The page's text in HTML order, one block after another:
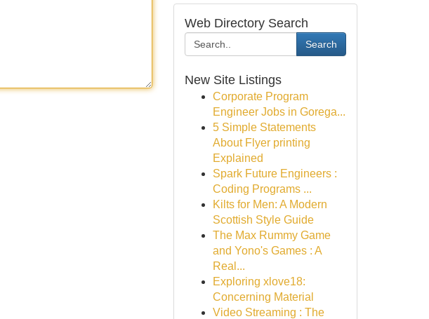
Web Directory Search
Search
New Site Listings
Corporate Program
Engineer Jobs in Gorega...
5 Simple Statements
About Flyer printing
Explained
Spark Future Engineers :
Coding Programs ...
Kilts for Men: A Modern
Scottish Style Guide
The Max Rummy Game
and Yono's Games : A
Real...
Exploring xlove18:
Concerning Material
Video Streaming : The